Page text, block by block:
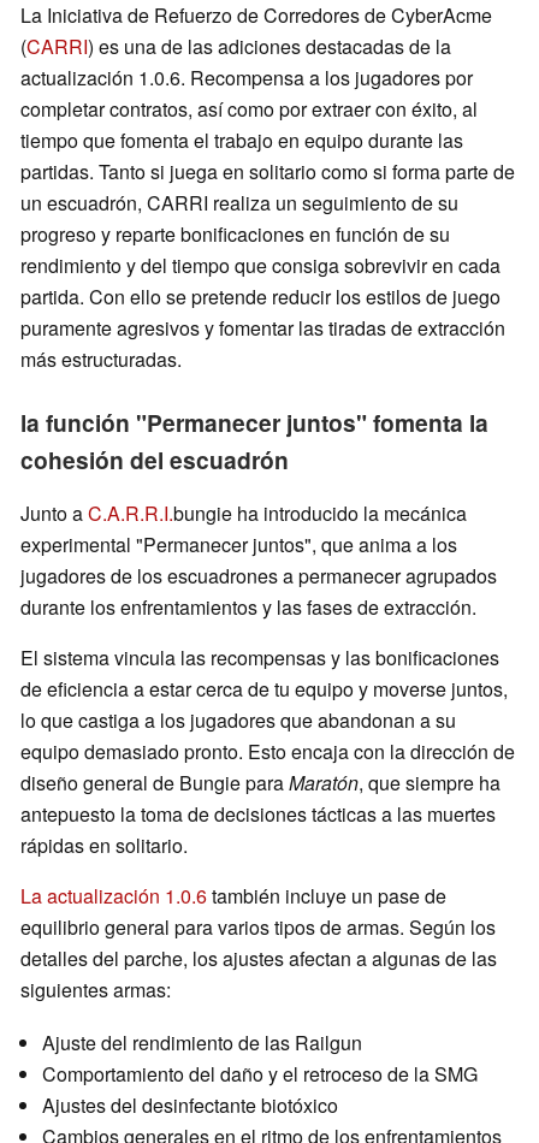
La Iniciativa de Refuerzo de Corredores de CyberAcme
(CARRI) es una de las adiciones destacadas de la
actualización 1.0.6. Recompensa a los jugadores por
completar contratos, así como por extraer con éxito, al
tiempo que fomenta el trabajo en equipo durante las
partidas. Tanto si juega en solitario como si forma parte de
un escuadrón, CARRI realiza un seguimiento de su
progreso y reparte bonificaciones en función de su
rendimiento y del tiempo que consiga sobrevivir en cada
partida. Con ello se pretende reducir los estilos de juego
puramente agresivos y fomentar las tiradas de extracción
más estructuradas.
la función "Permanecer juntos" fomenta la
cohesión del escuadrón
Junto aC.A.R.R.I.bungie ha introducido la mecánica
experimental "Permanecer juntos", que anima a los
jugadores de los escuadrones a permanecer agrupados
durante los enfrentamientos y las fases de extracción.
El sistema vincula las recompensas y las bonificaciones
de eficiencia a estar cerca de tu equipo y moverse juntos,
lo que castiga a los jugadores que abandonan a su
equipo demasiado pronto. Esto encaja con la dirección de
diseño general de Bungie paraMaratón, que siempre ha
antepuesto la toma de decisiones tácticas a las muertes
rápidas en solitario.
La actualización 1.0.6también incluye un pase de
equilibrio general para varios tipos de armas. Según los
detalles del parche, los ajustes afectan a algunas de las
siguientes armas:
Ajuste del rendimiento de las Railgun
Comportamiento del daño y el retroceso de la SMG
Ajustes del desinfectante biotóxico
Cambios generales en el ritmo de los enfrentamientos